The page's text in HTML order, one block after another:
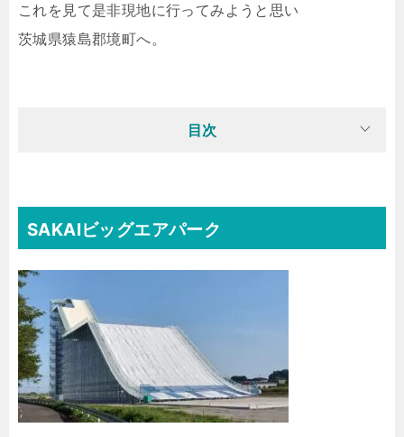
これを見て是非現地に行ってみようと思い
茨城県猿島郡境町へ。
目次
SAKAIビッグエアパーク